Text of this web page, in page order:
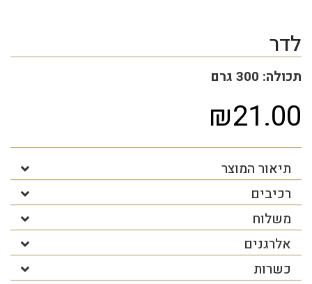
לדר
תכולה: 300 גרם
₪21.00
תיאור המוצר
רכיבים
משלוח
אלרגנים
כשרות